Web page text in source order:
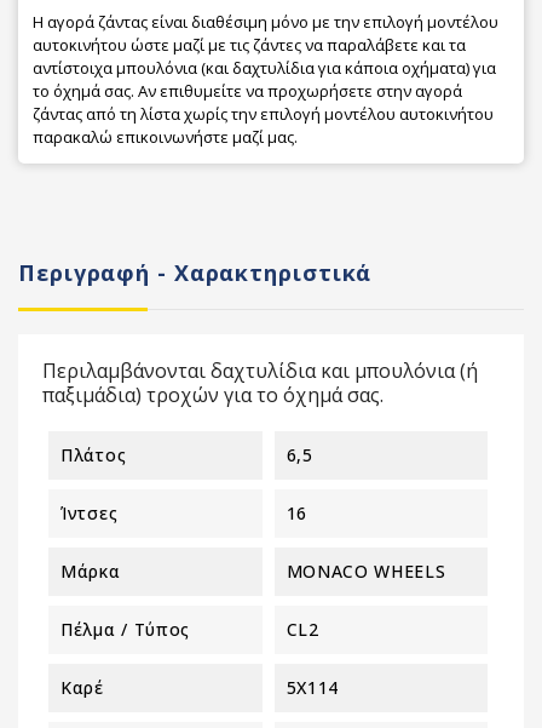
Η αγορά ζάντας είναι διαθέσιμη μόνο με την επιλογή μοντέλου
αυτοκινήτου ώστε μαζί με τις ζάντες να παραλάβετε και τα
αντίστοιχα μπουλόνια (και δαχτυλίδια για κάποια οχήματα) για
το όχημά σας. Αν επιθυμείτε να προχωρήσετε στην αγορά
ζάντας από τη λίστα χωρίς την επιλογή μοντέλου αυτοκινήτου
παρακαλώ επικοινωνήστε μαζί μας.
Περιγραφή - Χαρακτηριστικά
Περιλαμβάνονται δαχτυλίδια και μπουλόνια (ή
παξιμάδια) τροχών για το όχημά σας.
Πλάτος 6,5
Ίντσες 16
Μάρκα MONACO WHEELS
Πέλμα / Τύπος CL2
Καρέ 5X114